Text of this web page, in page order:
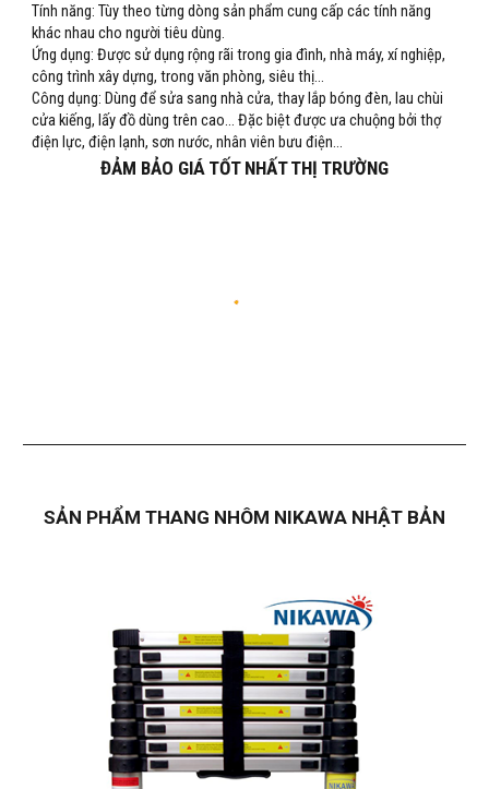
Tính năng: Tùy theo từng dòng sản phẩm cung cấp các tính năng
khác nhau cho người tiêu dùng.
Ứng dụng: Được sử dụng rộng rãi trong gia đình, nhà máy, xí nghiệp,
công trình xây dựng, trong văn phòng, siêu thị...
Công dụng: Dùng để sửa sang nhà cửa, thay lắp bóng đèn, lau chùi
cửa kiếng, lấy đồ dùng trên cao... Đặc biệt được ưa chuộng bởi thợ
điện lực, điện lạnh, sơn nước, nhân viên bưu điện...
ĐẢM BẢO GIÁ TỐT NHẤT THỊ TRƯỜNG
SẢN PHẨM THANG NHÔM NIKAWA NHẬT BẢN